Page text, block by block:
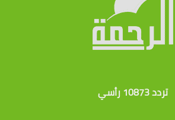
تردد 10873 رأسي